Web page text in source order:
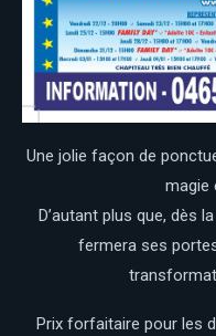
Une jolie façon de
magie
D’autant plus que, dès
fermera ses
Prix forfaitaire pour les